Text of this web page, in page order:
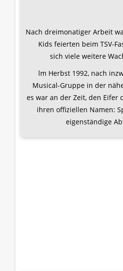
Nach dreimonatiger Arbeit
Kids feierten beim TSV-
sich viele weitere
lm Herbst 1992, nach
Musical-Gruppe in der
es war an der Zeit, den Eifer
ihren offiziellen Namen:
eigenständige